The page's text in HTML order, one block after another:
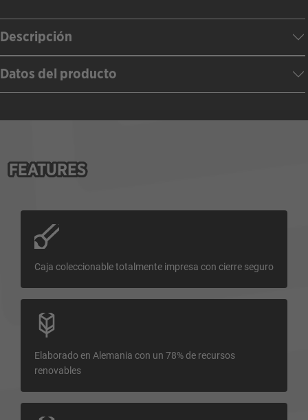
Descripción
Datos del producto
FEATURES
Caja coleccionable totalmente impresa con cierre seguro
Elaborado en Alemania con un 78% de recursos
renovables